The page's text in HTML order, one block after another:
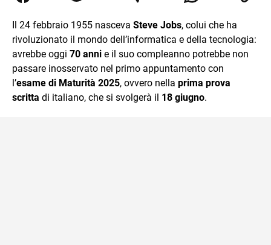
vita che parlano di luoghi, viaggi unici, cultura e lifestyle,
Il 24 febbraio 1955 nasceva Steve Jobs, colui che ha
rivoluzionato il mondo dell’informatica e della tecnologia:
avrebbe oggi 70 anni e il suo compleanno potrebbe non
passare inosservato nel primo appuntamento con
l’esame di Maturità 2025, ovvero nella prima prova
scritta di italiano, che si svolgerà il 18 giugno.